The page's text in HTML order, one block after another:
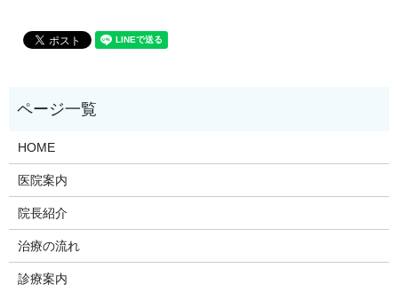
HOME
医院案内
院長紹介
治療の流れ
診療案内